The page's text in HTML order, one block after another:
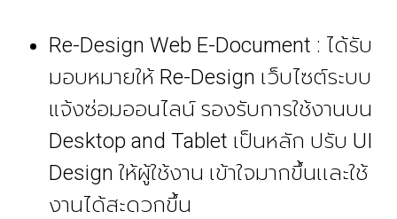
Re-Design Web E-Document : ได้รับ
มอบหมายให้ Re-Design เว็บไซต์ระบบ
แจ้งซ่อมออนไลน์ รองรับการใช้งานบน
Desktop and Tablet เป็นหลัก ปรับ UI
Design ให้ผู้ใช้งาน เข้าใจมากขึ้นเเละใช้
งานได้สะดวกขึ้น